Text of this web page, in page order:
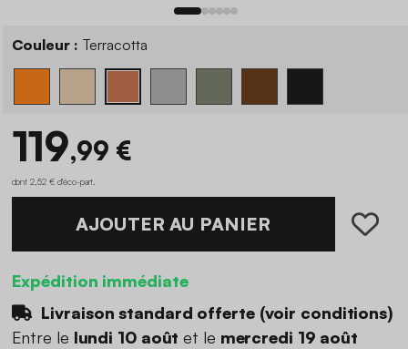
Couleur : Terracotta
119,99 €
dont 2,52 € d'éco-part
AJOUTER AU PANIER
Expédition immédiate
Livraison standard offerte (voir conditions)
Entre le lundi 10 août et le mercredi 19 août